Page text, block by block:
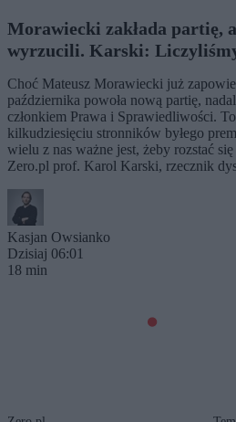
Morawiecki zakłada partię,
wyrzucili. Karski:
Choć Mateusz Morawiecki już
października powoła nową partię,
członkiem Prawa i Sprawiedliwości.
kilkudziesięciu stronników byłego
wielu z nas ważne jest, żeby rozstać
Zero.pl prof. Karol Karski, rzecznik
Kasjan Owsianko
Dzisiaj 06:01
18 min